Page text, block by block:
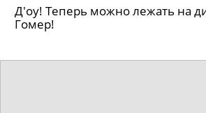
Д'оу! Теперь можно лежать на
Гомер!